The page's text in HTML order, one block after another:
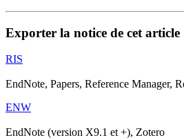
Exporter la notice de cet article
RIS
EndNote, Papers, Reference Manager,
ENW
EndNote (version X9.1 et +), Zotero